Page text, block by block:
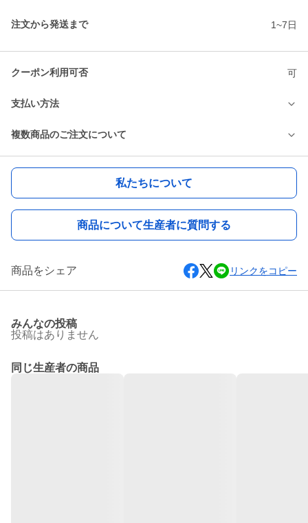
注文から発送まで 1~7日
クーポン利用可否 可
支払い方法
複数商品のご注文について
私たちについて
商品について生産者に質問する
商品をシェア リンクをコピー
みんなの投稿
投稿はありません
同じ生産者の商品